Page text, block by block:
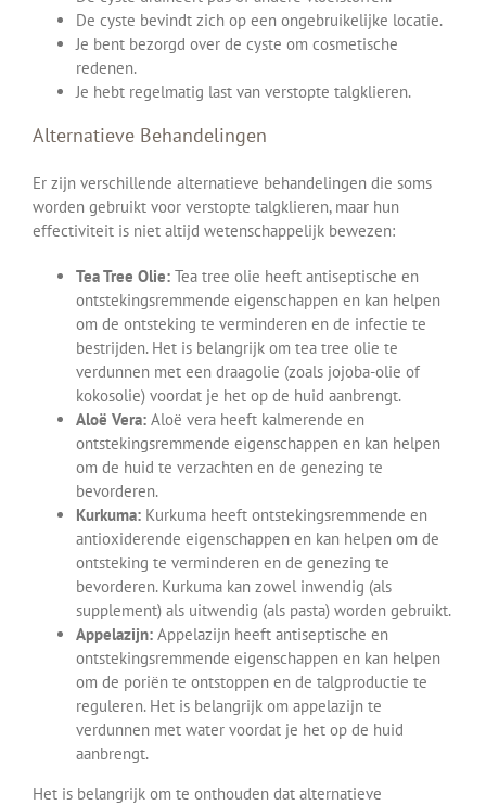
De cyste bevindt zich op een ongebruikelijke locatie.
Je bent bezorgd over de cyste om cosmetische
redenen.
Je hebt regelmatig last van verstopte talgklieren.
Alternatieve Behandelingen
Er zijn verschillende alternatieve behandelingen die soms
worden gebruikt voor verstopte talgklieren, maar hun
effectiviteit is niet altijd wetenschappelijk bewezen:
Tea Tree Olie: Tea tree olie heeft antiseptische en
ontstekingsremmende eigenschappen en kan helpen
om de ontsteking te verminderen en de infectie te
bestrijden. Het is belangrijk om tea tree olie te
verdunnen met een draagolie (zoals jojoba-olie of
kokosolie) voordat je het op de huid aanbrengt.
Aloë Vera: Aloë vera heeft kalmerende en
ontstekingsremmende eigenschappen en kan helpen
om de huid te verzachten en de genezing te
bevorderen.
Kurkuma: Kurkuma heeft ontstekingsremmende en
antioxiderende eigenschappen en kan helpen om de
ontsteking te verminderen en de genezing te
bevorderen. Kurkuma kan zowel inwendig (als
supplement) als uitwendig (als pasta) worden gebruikt.
Appelazijn: Appelazijn heeft antiseptische en
ontstekingsremmende eigenschappen en kan helpen
om de poriën te ontstoppen en de talgproductie te
reguleren. Het is belangrijk om appelazijn te
verdunnen met water voordat je het op de huid
aanbrengt.
Het is belangrijk om te onthouden dat alternatieve